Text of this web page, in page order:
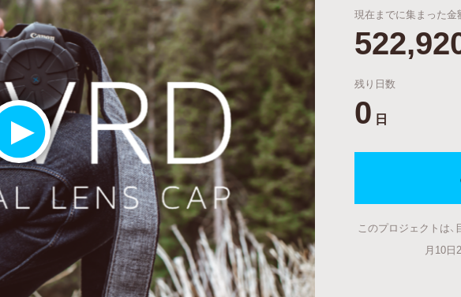
最新達成プロジェクト 調達額が大きいプロジェクト 現在までに集まった金
残り日数
0 日
このプロジェクトは
月10日